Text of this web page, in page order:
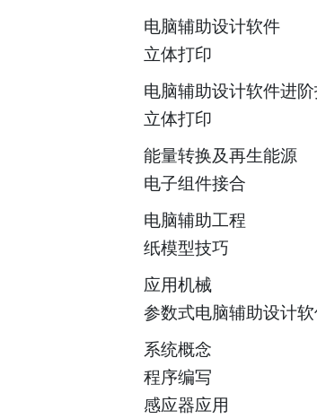
电脑辅助设计软件
立体打印
电脑辅助设计软件进
立体打印
能量转换及再生能源
电子组件接合
电脑辅助工程
纸模型技巧
应用机械
参数式电脑辅助设计
系统概念
程序编写
感应器应用